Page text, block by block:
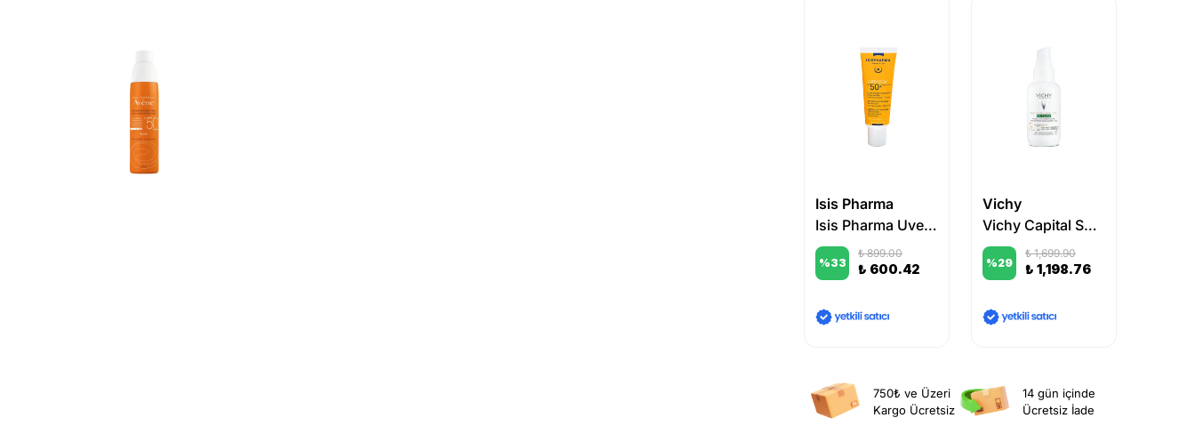
Isis Pharma
Isis Pharma Uveblock SPF 50+ Dry Touch Ultra Fluid 40 ml
%33
₺ 899.00
₺ 600.42
Vichy
Vichy Capital Soleil UV-Clear Spf 50 Fluid Güneş Koruyucu 40 ml
%29
₺ 1,699.90
₺ 1,198.76
750₺ ve Üzeri
Kargo Ücretsiz
14 gün içinde
Ücretsiz İade